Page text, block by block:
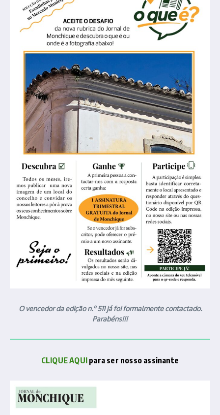
O vencedor da edição n.º 511 já foi formalmente contactado.
Parabéns!!!
CLIQUE AQUI para ser nosso assinante